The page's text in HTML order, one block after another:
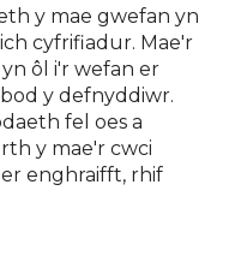
y mae gwefan yn
cyfrifiadur. Mae'r
ôl i'r wefan er
y defnyddiwr.
fel oes a
y mae'r cwci
enghraifft, rhif